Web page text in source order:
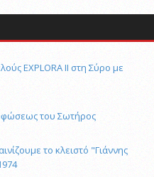
EXPLORA II στη Σύρο με
του Σωτήρος
το κλειστό "Γιάννης